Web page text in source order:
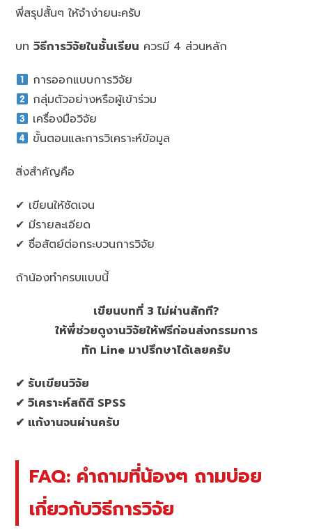
พี่สรุปสั้นๆ ให้จำง่ายนะครับ
บทวิธีการวิจัยในชั้นเรียน ควรมี 4 ส่วนหลัก
การออกแบบการวิจัย
กลุ่มตัวอย่างหรือผู้เข้าร่วม
เครื่องมือวิจัย
ขั้นตอนและการวิเคราะห์ข้อมูล
สิ่งสำคัญคือ
✔ เขียนให้ชัดเจน
✔ มีรายละเอียด
✔ ซื่อสัตย์ต่อกระบวนการวิจัย
ถ้าน้องทำครบแบบนี้
เขียนบทที่ 3 ไม่ผ่านสักที?
ให้พี่ช่วยดูงานวิจัยให้ฟรีก่อนส่งกรรมการ
ทัก Line มาปรึกษาได้เลยครับ
✔ รับเขียนวิจัย
✔ วิเคราะห์สถิติ SPSS
✔ แก้งานจนผ่านครับ
FAQ: คำถามที่น้องๆ ถามบ่อย
เกี่ยวกับวิธีการวิจัย